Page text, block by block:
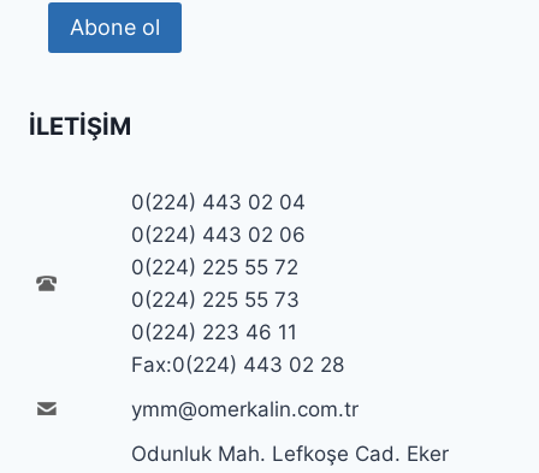
Abone ol
İLETIŞIM
0(224) 443 02 04
0(224) 443 02 06
0(224) 225 55 72
0(224) 225 55 73
0(224) 223 46 11
Fax:0(224) 443 02 28
ymm@omerkalin.com.tr
Odunluk Mah. Lefkoşe Cad. Eker